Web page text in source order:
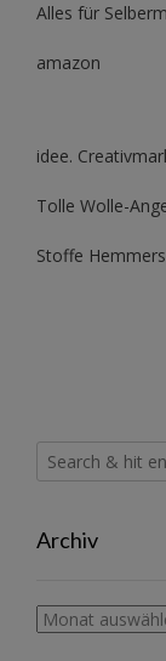
Alles für
amazon
idee.
Tolle Wolle-
Stoffe Hemmers
Archiv
Archiv